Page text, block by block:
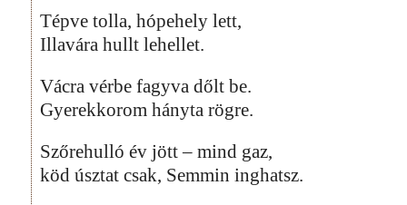
Tépve tolla, hópehely lett,
Illavára hullt lehellet.
Vácra vérbe fagyva dőlt be.
Gyerekkorom hányta rögre.
Szőrehulló év jött – mind gaz,
köd úsztat csak, Semmin inghatsz.